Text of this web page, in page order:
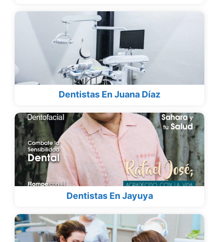
Dentistas En Juana Díaz
Dentistas En Jayuya